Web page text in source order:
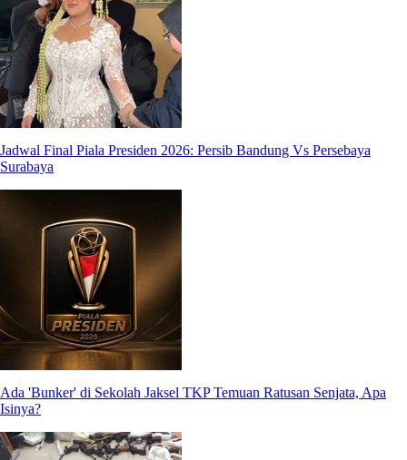
Jadwal Final Piala Presiden 2026: Persib Bandung Vs Persebaya
Surabaya
Ada 'Bunker' di Sekolah Jaksel TKP Temuan Ratusan Senjata, Apa
Isinya?